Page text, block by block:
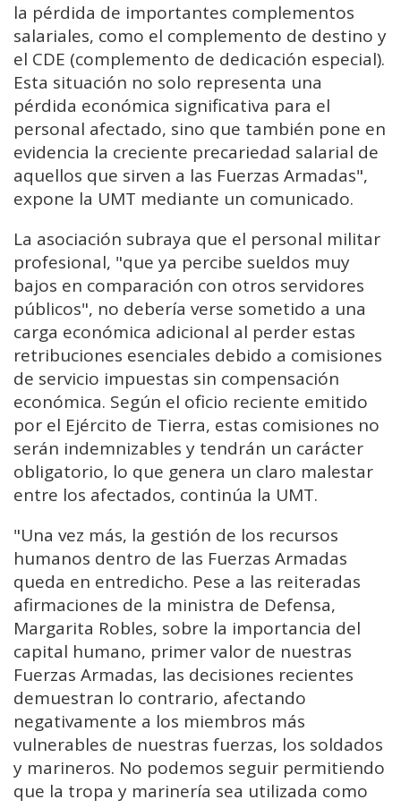
la pérdida de importantes complementos
salariales, como el complemento de destino y
el CDE (complemento de dedicación especial).
Esta situación no solo representa una
pérdida económica significativa para el
personal afectado, sino que también pone en
evidencia la creciente precariedad salarial de
aquellos que sirven a las Fuerzas Armadas",
expone la UMT mediante un comunicado.
La asociación subraya que el personal militar
profesional, "que ya percibe sueldos muy
bajos en comparación con otros servidores
públicos", no debería verse sometido a una
carga económica adicional al perder estas
retribuciones esenciales debido a comisiones
de servicio impuestas sin compensación
económica. Según el oficio reciente emitido
por el Ejército de Tierra, estas comisiones no
serán indemnizables y tendrán un carácter
obligatorio, lo que genera un claro malestar
entre los afectados, continúa la UMT.
"Una vez más, la gestión de los recursos
humanos dentro de las Fuerzas Armadas
queda en entredicho. Pese a las reiteradas
afirmaciones de la ministra de Defensa,
Margarita Robles, sobre la importancia del
capital humano, primer valor de nuestras
Fuerzas Armadas, las decisiones recientes
demuestran lo contrario, afectando
negativamente a los miembros más
vulnerables de nuestras fuerzas, los soldados
y marineros. No podemos seguir permitiendo
que la tropa y marinería sea utilizada como